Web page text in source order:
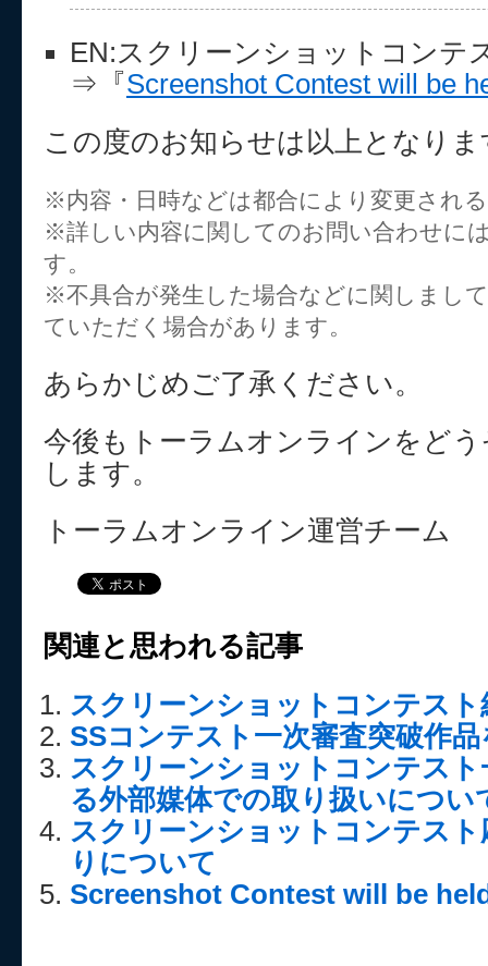
EN:スクリーンショットコンテ
⇒『Screenshot Contest will be
この度のお知らせは以上となりま
※内容・日時などは都合により変更され
※詳しい内容に関してのお問い合わせに
す。
※不具合が発生した場合などに関しまし
ていただく場合があります。
あらかじめご了承ください。
今後もトーラムオンラインをど
します。
トーラムオンライン運営チーム
関連と思われる記事
スクリーンショットコンテス
SSコンテスト一次審査突破作
スクリーンショットコンテス
る外部媒体での取り扱いについ
スクリーンショットコンテス
りについて
Screenshot Contest will be